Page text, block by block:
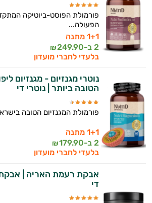
פורמולת הפוסט-ביוטיקה
הפעולה...
1+1 מתנה
2 ב-
249.90
₪
בלעדי לחברי מועדון
נוטרי מגנזיום - מגנזיום
הטובה ביותר | נוטרי די
פורמולת המגנזיום הטובה
1+1 מתנה
2 ב-
179.90
₪
בלעדי לחברי מועדון
אבקת רעמת האריה | אבקת
די